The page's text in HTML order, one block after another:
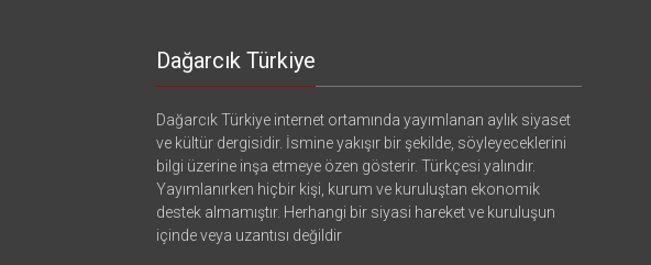
Dağarcık Türkiye
Dağarcık Türkiye internet ortamında yayımlanan aylık siyaset
ve kültür dergisidir. İsmine yakışır bir şekilde, söyleyeceklerini
bilgi üzerine inşa etmeye özen gösterir. Türkçesi yalındır.
Yayımlanırken hiçbir kişi, kurum ve kuruluştan ekonomik
destek almamıştır. Herhangi bir siyasi hareket ve kuruluşun
içinde veya uzantısı değildir